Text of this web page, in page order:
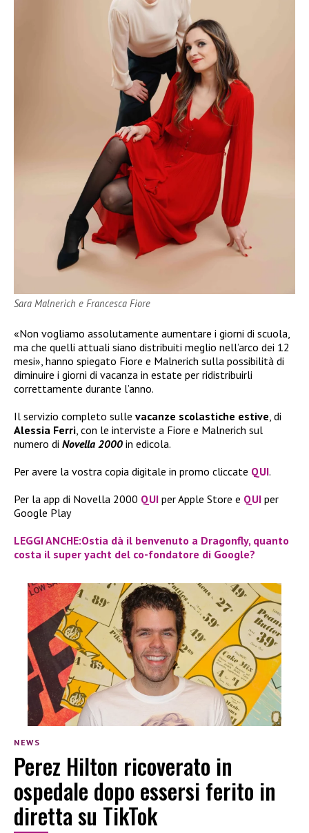
Sara Malnerich e Francesca Fiore
«Non vogliamo assolutamente aumentare i giorni di scuola,
ma che quelli attuali siano distribuiti meglio nell’arco dei 12
mesi», hanno spiegato Fiore e Malnerich sulla possibilità di
diminuire i giorni di vacanza in estate per ridistribuirli
correttamente durante l’anno.
Il servizio completo sulle vacanze scolastiche estive , di
Alessia Ferri , con le interviste a Fiore e Malnerich sul
numero di Novella 2000 in edicola.
Per avere la vostra copia digitale in promo cliccate QUI.
Per la app di Novella 2000 QUI per Apple Store e QUI per
Google Play
LEGGI ANCHE:Ostia dà il benvenuto a Dragonfly, quanto
costa il super yacht del co-fondatore di Google?
NEWS
Perez Hilton ricoverato in
ospedale dopo essersi ferito in
diretta su TikTok